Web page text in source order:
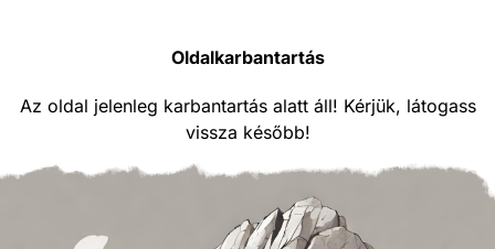
Oldalkarbantartás
Az oldal jelenleg karbantartás alatt áll! Kérjük, látogass
vissza később!